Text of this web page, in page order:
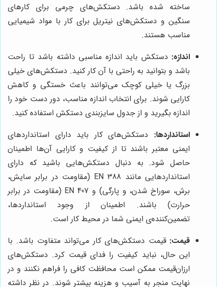
ساخته شده باشد. دستکش‌های چرمی برای کارهای
سنگین و دستکش‌های نیتریل برای کار با مواد شیمیایی
مناسب هستند.
اندازه: دستکش باید اندازه مناسبی داشته باشد تا راحت
باشد و بتوانید به راحتی با آن کار کنید. دستکش‌های خیلی
بزرگ یا خیلی کوچک می‌توانند باعث خستگی و کاهش
کارایی شوند. برای انتخاب اندازه مناسب، دور دست خود را
اندازه بگیرید و از جدول سایزبندی دستکش استفاده کنید.
استانداردها: دستکش‌های کار باید دارای استانداردهای
ایمنی معتبر باشند تا از کیفیت و کارایی آن‌ها اطمینان
حاصل شود. به دنبال دستکش‌هایی باشید که دارای
استانداردهایی مانند EN 388 (مقاومت در برابر سایش،
برش، سوراخ شدن، و پارگی) و EN 407 (مقاومت در برابر
حرارت) باشند. اطمینان از وجود استانداردها،
تضمین‌کننده‌ی ایمنی شما در محیط کار است.
قیمت: قیمت دستکش‌های کار می‌تواند متفاوت باشد. با
این حال، نباید کیفیت را فدای قیمت کرد. دستکش‌های
ارزان‌قیمت ممکن است محافظت کافی را فراهم نکنند و در
نهایت منجر به آسیب و هزینه بیشتر شوند. در نظر داشته